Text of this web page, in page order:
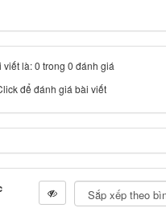
là: 0 trong 0 đánh giá
để đánh giá bài viết